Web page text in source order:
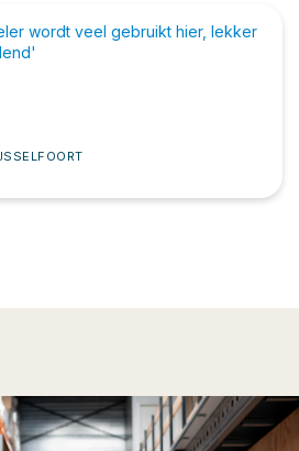
wordt veel gebruikt hier, lekker